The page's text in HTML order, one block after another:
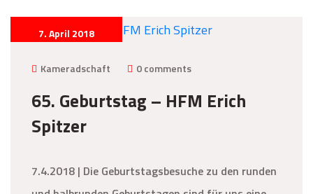
7. April 2018
Kameradschaft 0 comments
65. Geburtstag – HFM Erich
Spitzer
7.4.2018 | Die Geburtstagsbesuche zu den runden